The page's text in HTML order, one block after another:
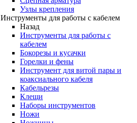
Узлы крепления
Инструменты для работы с кабелем
Назад
Инструменты для работы с
кабелем
Бокорезы и кусачки
Горелки и фены
Инструмент для витой пары и
коаксиального кабеля
Кабельрезы
Клещи
Наборы инструментов
Ножи